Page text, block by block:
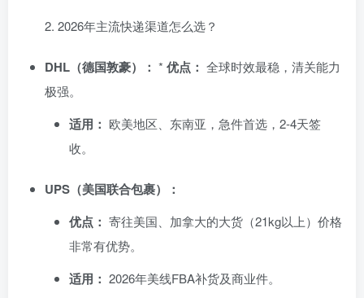
​2. 2026年主流快递渠道怎么选？
DHL（德国敦豪）： * 优点： 全球时效最稳，清关能力
极强。
适用： 欧美地区、东南亚，急件首选，2-4天签
收。
UPS（美国联合包裹）：
优点： 寄往美国、加拿大的大货（21kg以上）价格
非常有优势。
适用： 2026年美线FBA补货及商业件。